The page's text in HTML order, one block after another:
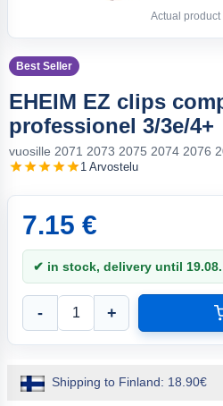
Actual
Best Seller
EHEIM EZ clips
professionel 3/3e/4+
vuosille 2071 2073 2075 2074 2076
1 Arvostelu
7.15 €
✔ in stock, delivery until 19.08.
- +
Shipping to Finland: 18.90€